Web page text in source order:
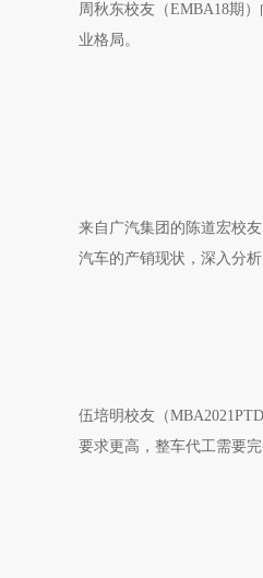
周秋东校友（EMBA18期
业格局。
来自广汽集团的陈道宏校
汽车的产销现状，深入分
伍培明校友（
要求更高，整车代工需要